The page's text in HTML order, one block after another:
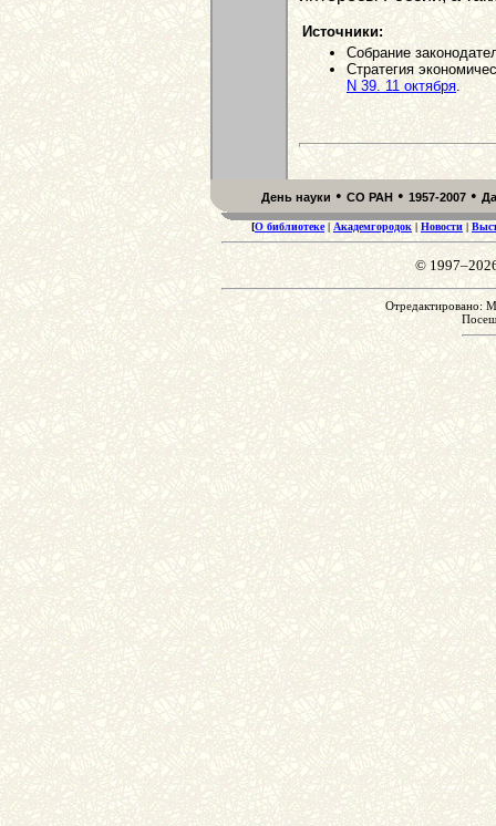
Источники:
Собрание
Стратегия
N 39. 11 октября.
День науки • СО РАН • 1957-2007 •
[О библиотеке| Академгородок | Новости |
©
Отредактировано: